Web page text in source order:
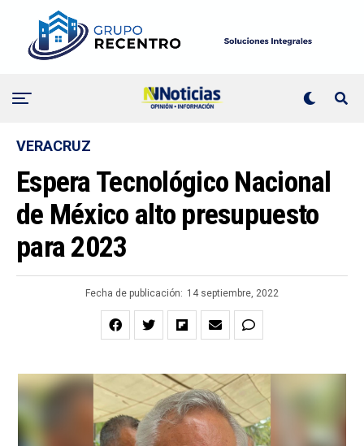
VERACRUZ
Espera Tecnológico Nacional
de México alto presupuesto
para 2023
Fecha de publicación: 14 septiembre, 2022